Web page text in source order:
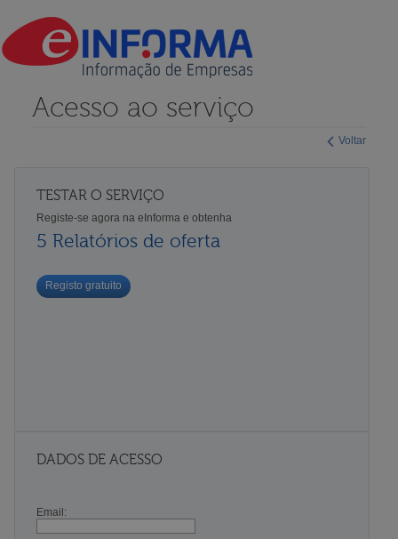
Voltar
Acesso ao serviço
TESTAR O SERVIÇO
Registe-se agora na eInforma e obtenha
5 Relatórios de oferta
Registo gratuito
DADOS DE ACESSO
Email: